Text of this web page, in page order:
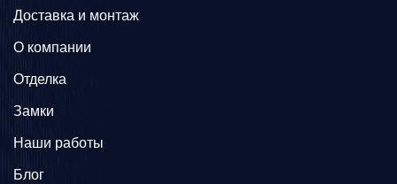
Доставка и монтаж
О компании
Отделка
Замки
Наши работы
Блог